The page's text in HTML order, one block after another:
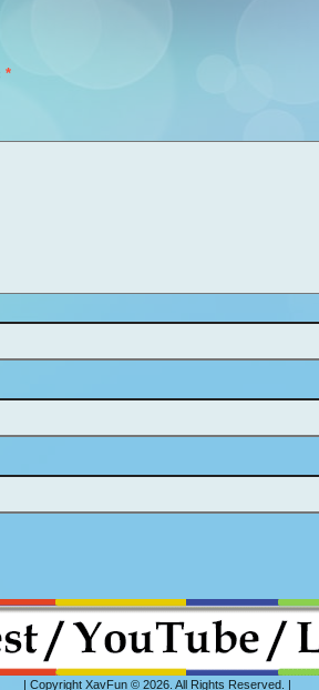
*
| Copyright XavFun © 2026. All Rights Reserved. |